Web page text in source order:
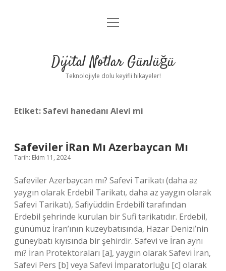
Anasayfa
Yasal Uyarı
menüyü
Dijital Notlar Günlüğü
Teknolojiyle dolu keyifli hikayeler!
Etiket: Safevi hanedanı Alevi mi
Safeviler İRan Mı Azerbaycan Mı
Tarih: Ekim 11, 2024
Safeviler Azerbaycan mı? Safevi Tarikatı (daha az
yaygın olarak Erdebil Tarikatı, daha az yaygın olarak
Safevi Tarikatı), Safiyüddin Erdebilî tarafından
Erdebil şehrinde kurulan bir Sufi tarikatıdır. Erdebil,
günümüz İran’ının kuzeybatısında, Hazar Denizi’nin
güneybatı kıyısında bir şehirdir. Safevi ve İran aynı
mı? İran Protektoraları [a], yaygın olarak Safevi İran,
Safevi Pers [b] veya Safevi İmparatorluğu [c] olarak